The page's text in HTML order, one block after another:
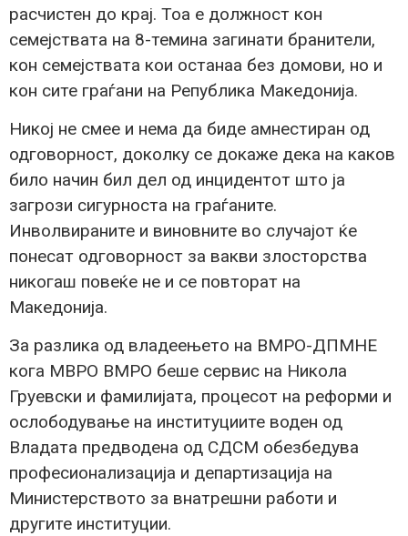
расчистен до крај. Тоа е должност кон
семејствата на 8-темина загинати бранители,
кон семејствата кои останаа без домови, но и
кон сите граѓани на Република Македонија.
Никој не смее и нема да биде амнестиран од
одговорност, доколку се докаже дека на каков
било начин бил дел од инцидентот што ја
загрози сигурноста на граѓаните.
Инволвираните и виновните во случајот ќе
понесат одговорност за вакви злосторства
никогаш повеќе не и се повторат на
Македонија.
За разлика од владеењето на ВМРО-ДПМНЕ
кога МВРО ВМРО беше сервис на Никола
Груевски и фамилијата, процесот на реформи и
ослободување на институциите воден од
Владата предводена од СДСМ обезбедува
професионализација и департизација на
Министерството за внатрешни работи и
другите институции.